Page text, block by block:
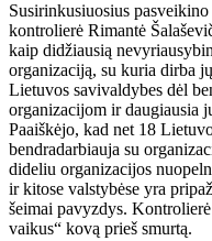
Susirinkusiuosius
kontrolierė Rimantė
kaip didžiausią
organizaciją, su kuria dirba
Lietuvos savivaldybes dėl
organizacijom ir daugiausia
Paaiškėjo, kad net 18
bendradarbiauja su
dideliu organizacijos
ir kitose valstybėse yra
šeimai pavyzdys.
vaikus“ kovą prieš smurtą.